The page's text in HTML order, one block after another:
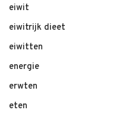
eiwit
eiwitrijk dieet
eiwitten
energie
erwten
eten